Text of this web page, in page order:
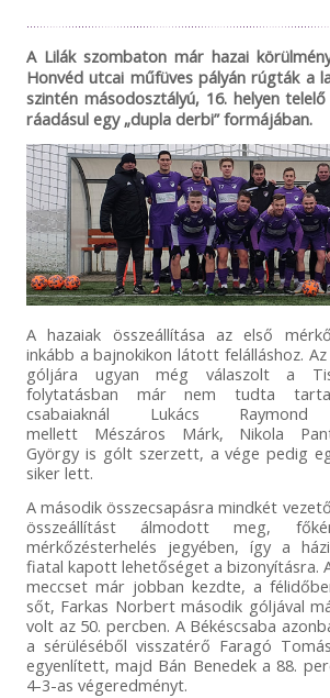
A Lilák szombaton már hazai
Honvéd utcai műfüves pályán rúgták a
szintén másodosztályú, 16. helyen
ráadásul egy „dupla derbi” formájában.
A hazaiak összeállítása az első
inkább a bajnokikon látott felálláshoz.
góljára ugyan még válaszolt a
folytatásban már nem tudta
csabaiaknál Lukács Raymond
mellett Mészáros Márk, Nikola
György is gólt szerzett, a vége pedig
siker lett.
A második összecsapásra mindkét
összeállítást álmodott meg,
mérkőzésterhelés jegyében, így a
fiatal kapott lehetőséget a bizonyításra.
meccset már jobban kezdte, a
sőt, Farkas Norbert második góljával
volt az 50. percben. A Békéscsaba
a sérüléséből visszatérő Faragó
egyenlített, majd Bán Benedek a 88.
4-3-as végeredményt.